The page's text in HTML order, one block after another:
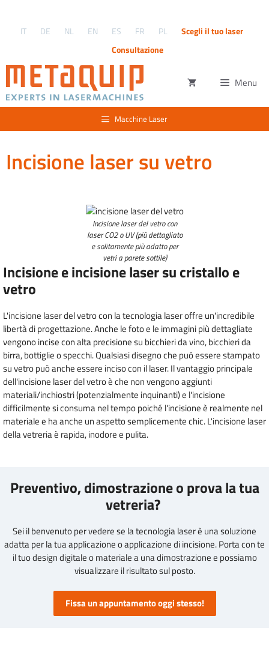
contenuto
IT DE NL EN ES FR PL
Scegli il tuo laser
Consultazione
Menu
Macchine Laser
Incisione laser su vetro
Incisione laser del vetro con
laser CO2 o UV (più dettagliato
e solitamente più adatto per
vetri a parete sottile)
Incisione e incisione laser su cristallo e
vetro
L'incisione laser del vetro con la tecnologia laser offre un'incredibile
libertà di progettazione. Anche le foto e le immagini più dettagliate
vengono incise con alta precisione su bicchieri da vino, bicchieri da
birra, bottiglie o specchi. Qualsiasi disegno che può essere stampato
su vetro può anche essere inciso con il laser. Il vantaggio principale
dell'incisione laser del vetro è che non vengono aggiunti
materiali/inchiostri (potenzialmente inquinanti) e l'incisione
difficilmente si consuma nel tempo poiché l'incisione è realmente nel
materiale e ha anche un aspetto semplicemente chic. L'incisione laser
della vetreria è rapida, inodore e pulita.
Preventivo, dimostrazione o prova la tua
vetreria?
Sei il benvenuto per vedere se la tecnologia laser è una soluzione
adatta per la tua applicazione o applicazione di incisione. Porta con te
il tuo design digitale o materiale a una dimostrazione e possiamo
visualizzare il risultato sul posto.
Fissa un appuntamento oggi stesso!